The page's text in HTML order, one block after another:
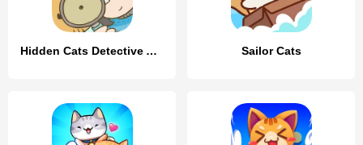
Hidden Cats Detective Agency Sailor Cats